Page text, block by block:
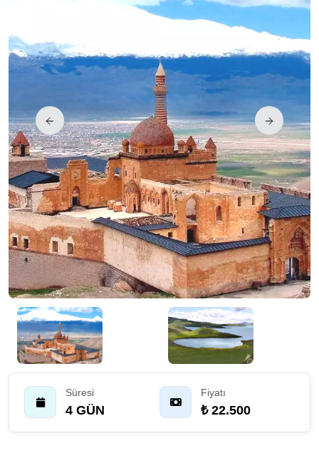
Süresi
4 GÜN
Fiyatı
₺ 22.500